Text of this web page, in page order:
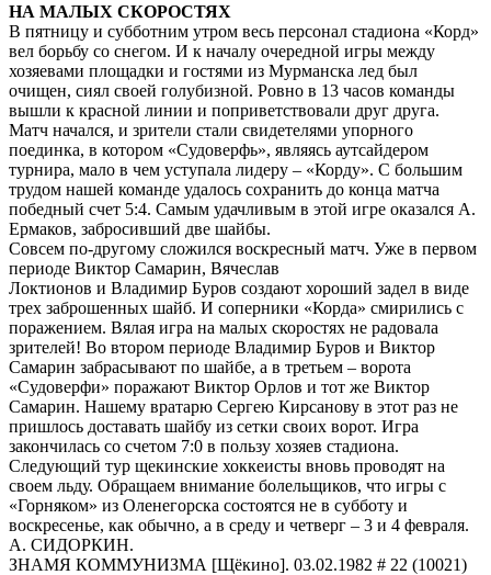
НА МАЛЫХ СКОРОСТЯХ
В пятницу и субботним утром весь персонал стадиона «Корд»
вел борьбу со снегом. И к началу очередной игры между
хозяевами площадки и гостями из Мурманска лед был
очищен, сиял своей голубизной. Ровно в 13 часов команды
вышли к красной линии и поприветствовали друг друга.
Матч начался, и зрители стали свидетелями упорного
поединка, в котором «Судоверфь», являясь аутсайдером
турнира, мало в чем уступала лидеру – «Корду». С большим
трудом нашей команде удалось сохранить до конца матча
победный счет 5:4. Самым удачливым в этой игре оказался А.
Ермаков, забросивший две шайбы.
Совсем по-другому сложился воскресный матч. Уже в первом
периоде Виктор Самарин, Вячеслав
Локтионов и Владимир Буров создают хороший задел в виде
трех заброшенных шайб. И соперники «Корда» смирились с
поражением. Вялая игра на малых скоростях не радовала
зрителей! Во втором периоде Владимир Буров и Виктор
Самарин забрасывают по шайбе, а в третьем – ворота
«Судоверфи» поражают Виктор Орлов и тот же Виктор
Самарин. Нашему вратарю Сергею Кирсанову в этот раз не
пришлось доставать шайбу из сетки своих ворот. Игра
закончилась со счетом 7:0 в пользу хозяев стадиона.
Следующий тур щекинские хоккеисты вновь проводят на
своем льду. Обращаем внимание болельщиков, что игры с
«Горняком» из Оленегорска состоятся не в субботу и
воскресенье, как обычно, а в среду и четверг – 3 и 4 февраля.
А. СИДОРКИН.
ЗНАМЯ КОММУНИЗМА [Щёкино]. 03.02.1982 # 22 (10021)